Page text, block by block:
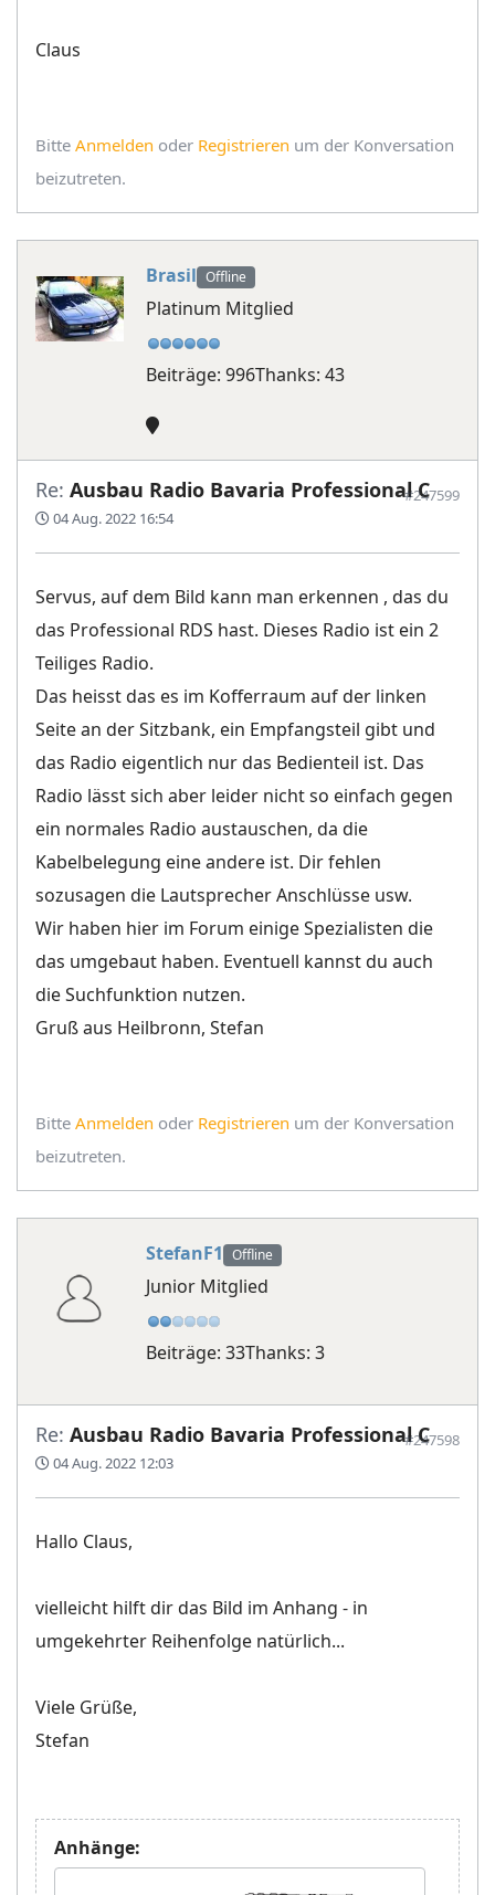
Claus
Bitte Anmelden oder Registrieren um der Konversation
beizutreten.
Brasil Offline
Platinum Mitglied
Beiträge: 996Thanks: 43
Re: Ausbau Radio Bavaria Professional C
04 Aug. 2022 16:54
#247599
Servus, auf dem Bild kann man erkennen , das du
das Professional RDS hast. Dieses Radio ist ein 2
Teiliges Radio.
Das heisst das es im Kofferraum auf der linken
Seite an der Sitzbank, ein Empfangsteil gibt und
das Radio eigentlich nur das Bedienteil ist. Das
Radio lässt sich aber leider nicht so einfach gegen
ein normales Radio austauschen, da die
Kabelbelegung eine andere ist. Dir fehlen
sozusagen die Lautsprecher Anschlüsse usw.
Wir haben hier im Forum einige Spezialisten die
das umgebaut haben. Eventuell kannst du auch
die Suchfunktion nutzen.
Gruß aus Heilbronn, Stefan
Bitte Anmelden oder Registrieren um der Konversation
beizutreten.
StefanF1 Offline
Junior Mitglied
Beiträge: 33Thanks: 3
Re: Ausbau Radio Bavaria Professional C
04 Aug. 2022 12:03
#247598
Hallo Claus,
vielleicht hilft dir das Bild im Anhang - in
umgekehrter Reihenfolge natürlich...
Viele Grüße,
Stefan
Anhänge: